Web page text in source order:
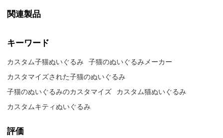
関連製品
キーワード
カスタム子猫ぬいぐるみ 子猫のぬいぐるみメーカー
カスタマイズされた子猫のぬいぐるみ
子猫のぬいぐるみのカスタマイズ カスタム猫ぬいぐるみ
カスタムキティぬいぐるみ
評価